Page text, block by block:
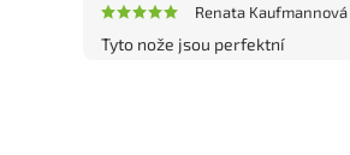
Renata Kaufmannová
Tyto nože jsou perfektní